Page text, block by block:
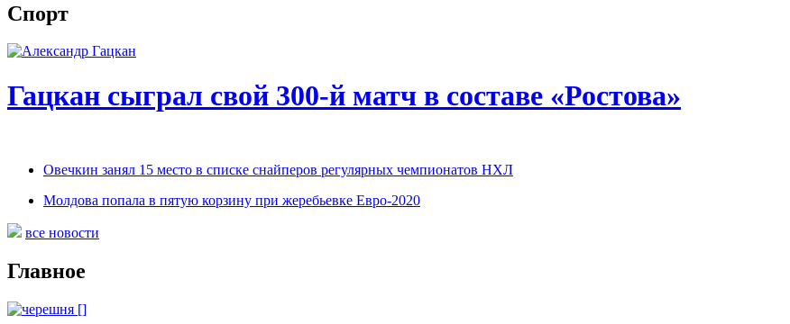
Спорт
Гацкан сыграл свой 300-й матч в составе «Ростова»
Овечкин занял 15 место в списке снайперов регулярных чемпионатов НХЛ
Молдова попала в пятую корзину при жеребьевке Евро-2020
все новости
Главное